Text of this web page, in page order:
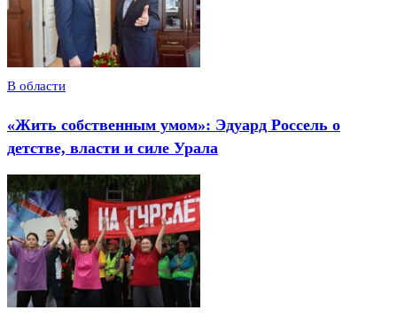
В области
«Жить собственным умом»: Эдуард Россель о
детстве, власти и силе Урала